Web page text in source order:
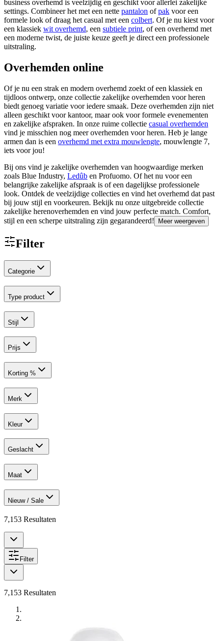
business overhemd is veelzijdig en geschikt voor allerlei zakelijke
settings. Combineer het met een nette pantalon ofpak voor een
formele look of draag het casual met een colbert. Of je nu kiest voor
een klassiek wit overhemd, een subtiele print, of een overhemd met
een moderne twist, de juiste keuze geeft je direct een professionele
uitstraling.
Overhemden online
Of je nu een strak en modern overhemd zoekt of een klassiek en
tijdloos ontwerp, onze collectie zakelijke overhemden voor heren
biedt genoeg variatie voor iedere smaak. Deze overhemden zijn niet
alleen geschikt voor kantoor, maar ook voor formele evenementen
en zakelijke afspraken. In onze ruime collectie casual overhemden
vind je misschien nog meer overhemden voor heren. Heb je lange
armen dan is een overhemd met extra mouwlengte, mouwlengte 7,
iets voor jou!
Bij ons vind je zakelijke overhemden van hoogwaardige merken
zoals Blue Industry, Ledûb en Profuomo. Of het nu voor een
belangrijke zakelijke afspraak is of een dagelijkse professionele
look. Ontdek de veelzijdige collecties en vind het overhemd dat past
bij jouw stijl en voorkeuren. Bekijk nu onze uitgebreide collectie
zakelijke herenoverhemden en vind jouw perfecte match. Comfort,
stijl en een scherpe uitstraling zijn gegarandeerd!
Meer weergeven
Filter
Categorie
Type product
Stijl
Prijs
Korting %
Merk
Kleur
Geslacht
Maat
Nieuw / Sale
7,153 Resultaten
Filter
7,153 Resultaten